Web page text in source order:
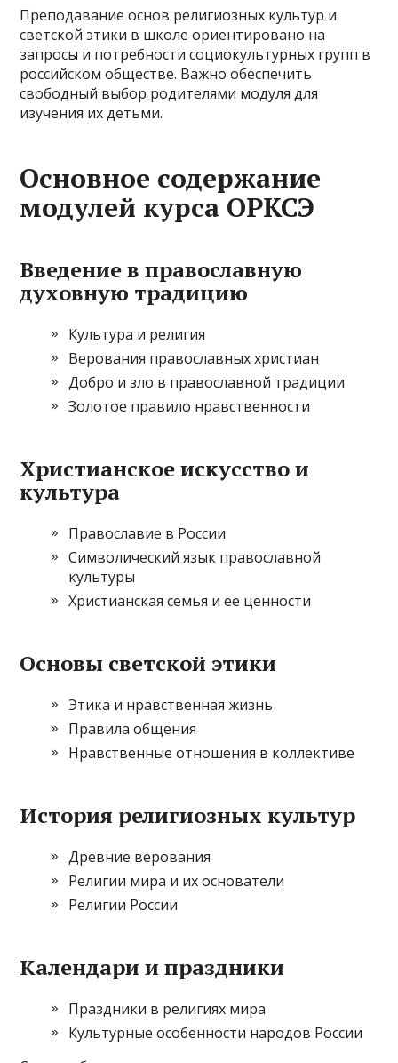
Преподавание основ религиозных культур и
светской этики в школе ориентировано на
запросы и потребности социокультурных групп в
российском обществе. Важно обеспечить
свободный выбор родителями модуля для
изучения их детьми.
Основное содержание
модулей курса ОРКСЭ
Введение в православную
духовную традицию
Культура и религия
Верования православных христиан
Добро и зло в православной традиции
Золотое правило нравственности
Христианское искусство и
культура
Православие в России
Символический язык православной
культуры
Христианская семья и ее ценности
Основы светской этики
Этика и нравственная жизнь
Правила общения
Нравственные отношения в коллективе
История религиозных культур
Древние верования
Религии мира и их основатели
Религии России
Календари и праздники
Праздники в религиях мира
Культурные особенности народов России